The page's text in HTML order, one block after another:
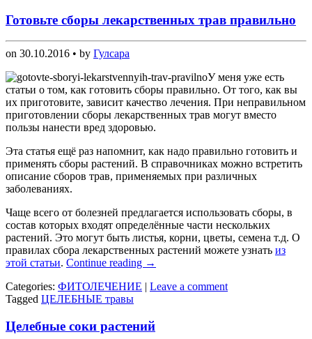
Готовьте сборы лекарственных трав правильно
on 30.10.2016 • by Гулсара
У меня уже есть
статьи о том, как готовить сборы правильно. От того, как вы
их приготовите, зависит качество лечения. При неправильном
приготовлении сборы лекарственных трав могут вместо
пользы нанести вред здоровью.
Эта статья ещё раз напомнит, как надо правильно готовить и
применять сборы растений. В справочниках можно встретить
описание сборов трав, применяемых при различных
заболеваниях.
Чаще всего от болезней предлагается использовать сборы, в
состав которых входят определённые части нескольких
растений. Это могут быть листья, корни, цветы, семена т.д. О
правилах сбора лекарственных растений можете узнать из
этой статьи. Continue reading →
Categories: ФИТОЛЕЧЕНИЕ | Leave a comment
Tagged ЦЕЛЕБНЫЕ травы
Целебные соки растений